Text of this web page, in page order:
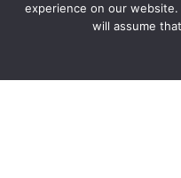
experience on our
will assume